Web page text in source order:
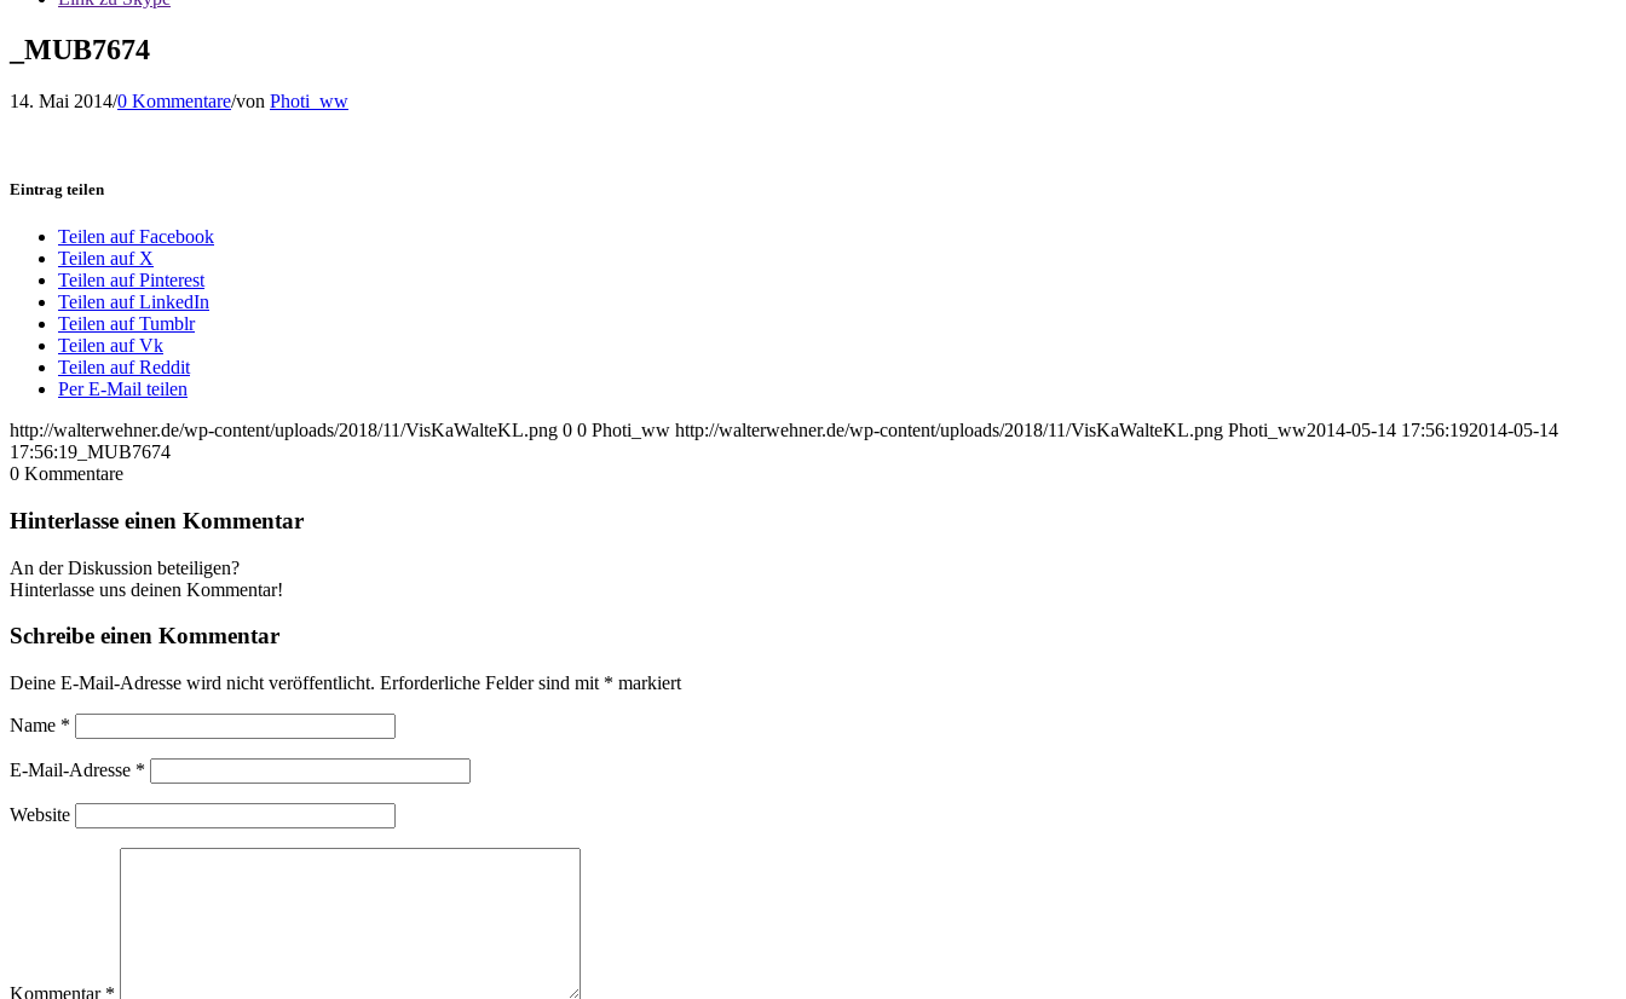
_MUB7674
14. Mai 2014/0 Kommentare/von Photi_ww
Eintrag teilen
Teilen auf Facebook
Teilen auf X
Teilen auf Pinterest
Teilen auf LinkedIn
Teilen auf Tumblr
Teilen auf Vk
Teilen auf Reddit
Per E-Mail teilen
http://walterwehner.de/wp-content/uploads/2018/11/VisKaWalteKL.png 0 0 Photi_ww http://walterwehner.de/wp-content/uploads/2018/11/VisKaWalteKL.png Photi_ww2014-05-14 17:56:192014-05-14
17:56:19 _MUB7674
0 Kommentare
Hinterlasse einen Kommentar
An der Diskussion beteiligen?
Hinterlasse uns deinen Kommentar!
Schreibe einen Kommentar
Deine E-Mail-Adresse wird nicht veröffentlicht. Erforderliche Felder sind mit * markiert
Name *
E-Mail-Adresse *
Website
Kommentar *